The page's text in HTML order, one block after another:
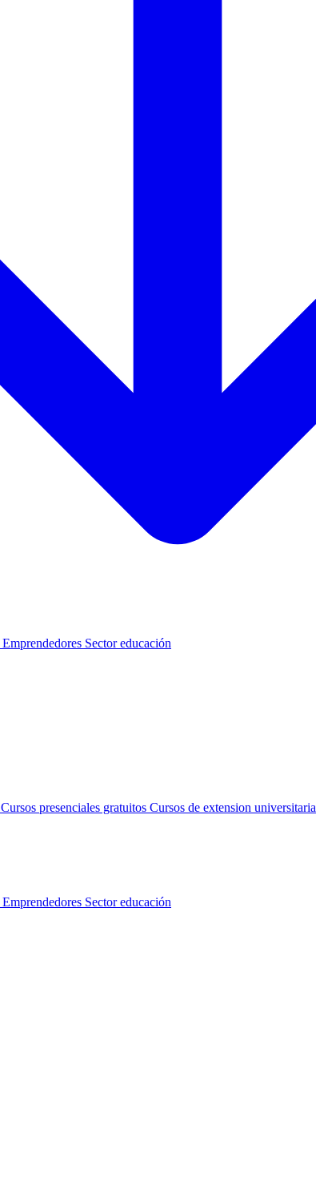
Emprendedores Sector educación
Cursos presenciales gratuitos Cursos de extension universitaria
Emprendedores Sector educación